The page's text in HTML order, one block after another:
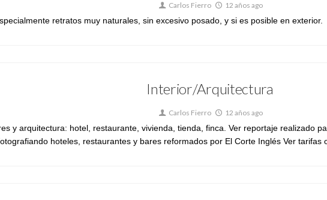
Carlos Fierro 12 años ago
retratos muy naturales, sin excesivo posado, y si es posible en exterior.
Interior/Arquitectura
Carlos Fierro 12 años ago
y arquitectura: hotel, restaurante, vivienda, tienda, finca. Ver reportaje realizado
hoteles, restaurantes y bares reformados por El Corte Inglés Ver tarifas